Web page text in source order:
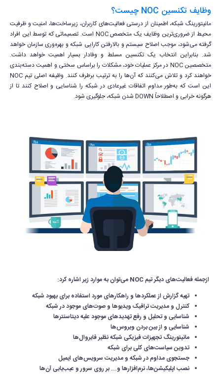
وظایف تکنسین NOC چیست؟
مانیتورینگ شبکه، اطمینان از درستی فعالیت‌های کاربران، زیرساخت‌ها، امنیت و ظرفیت
محیط از ضروری‌ترین وظایف یک متخصص NOC است. تصمیماتی که توسط این افراد
گرفته می‌شود، موجب اصلاح سیستم و بالارفتن کارایی شبکه و بهره‌وری سازمان خواهد
شد. بنابراین انتخاب یک تکنسین مسلط و وفادار بسیار اهمیت خواهد داشت.
متخصصین NOC در مرکز عملیات خود، مشکلات را براساس سختی و اهمیت دسته‌بندی
خواهند کرد و تلاش می‌کنند که آن‌ها را به ترتیب برطرف کنند. وظیفه اصلی تیم NOC
این است که به‌طور مداوم اتفاقات غیرعادی در شبکه را شناسایی و اصلاح کنند تا از
هرگونه خرابی و اصطلاحاً DOWN شدن شبکه، جلوگیری شود.
ازجمله فعالیت‌های دیگر تیم NOC می‌توان به موارد زیر اشاره کرد:
تهیه گزارش از عملکرد‌ها و راهکارهای مورد استفاده برای بهبود شبکه
کنترل و مدیریت ترافیک ویدیوها و صوت‌های موجود در شبکه
شناسایی و تحلیل و رفع تهدیدهای موجود علیه دیتاسنترها
شناسایی و از بین بردن ویروس‌ها
مانیتورینگ تجهیزات فیزیکی شبکه نظیر فایروال‌ها
تدوین سیاست‌های کلی برای شبکه
جستجوی مداوم در شبکه و مدیریت سرویس‌های ایمیل
نصب اپلیکیشن‌ها، نرم‌افزارها و... بر روی سرور و عیب‌یابی آن‌ها